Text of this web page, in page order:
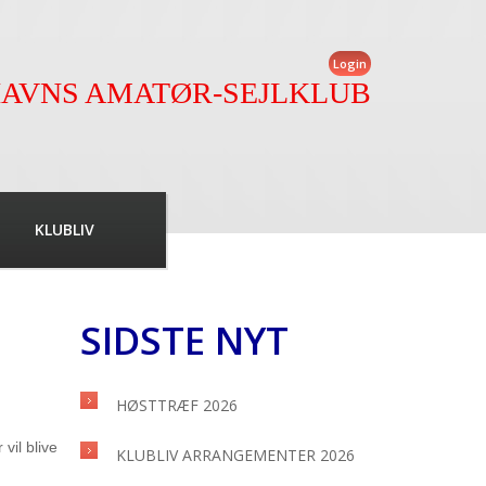
Login
AMATØR-SEJLKLUB
KLUBLIV
SIDSTE NYT
HØSTTRÆF 2026
KLUBLIV ARRANGEMENTER 2026
vil blive